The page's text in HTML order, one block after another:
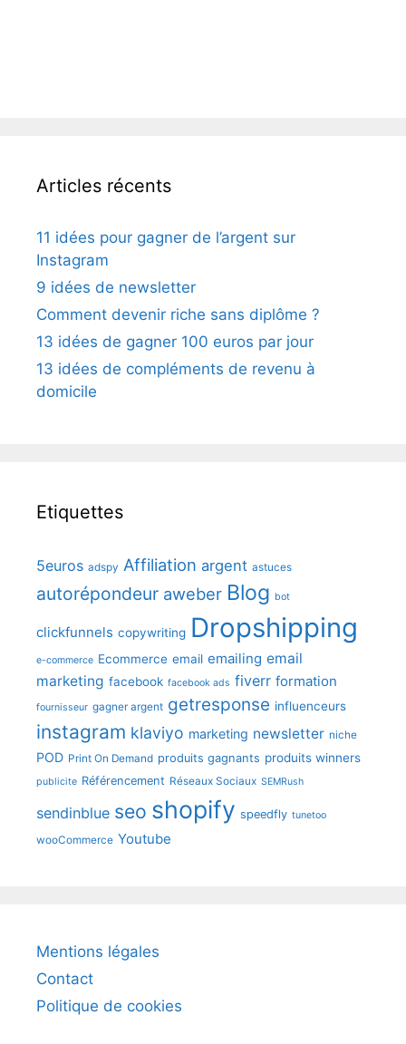
Articles récents
11 idées pour gagner de l’argent sur
Instagram
9 idées de newsletter
Comment devenir riche sans diplôme ?
13 idées de gagner 100 euros par jour
13 idées de compléments de revenu à
domicile
Etiquettes
5euros adspy Affiliation argent astuces
autorépondeur aweber Blog bot
clickfunnels copywriting Dropshipping
e-commerce Ecommerce email emailing email
marketing facebook facebook ads fiverr formation
fournisseur gagner argent getresponse influenceurs
instagram klaviyo marketing newsletter niche
POD Print On Demand produits gagnants produits winners
publicite Référencement Réseaux Sociaux SEMRush
sendinblue seo shopify speedfly tunetoo
wooCommerce Youtube
Mentions légales
Contact
Politique de cookies